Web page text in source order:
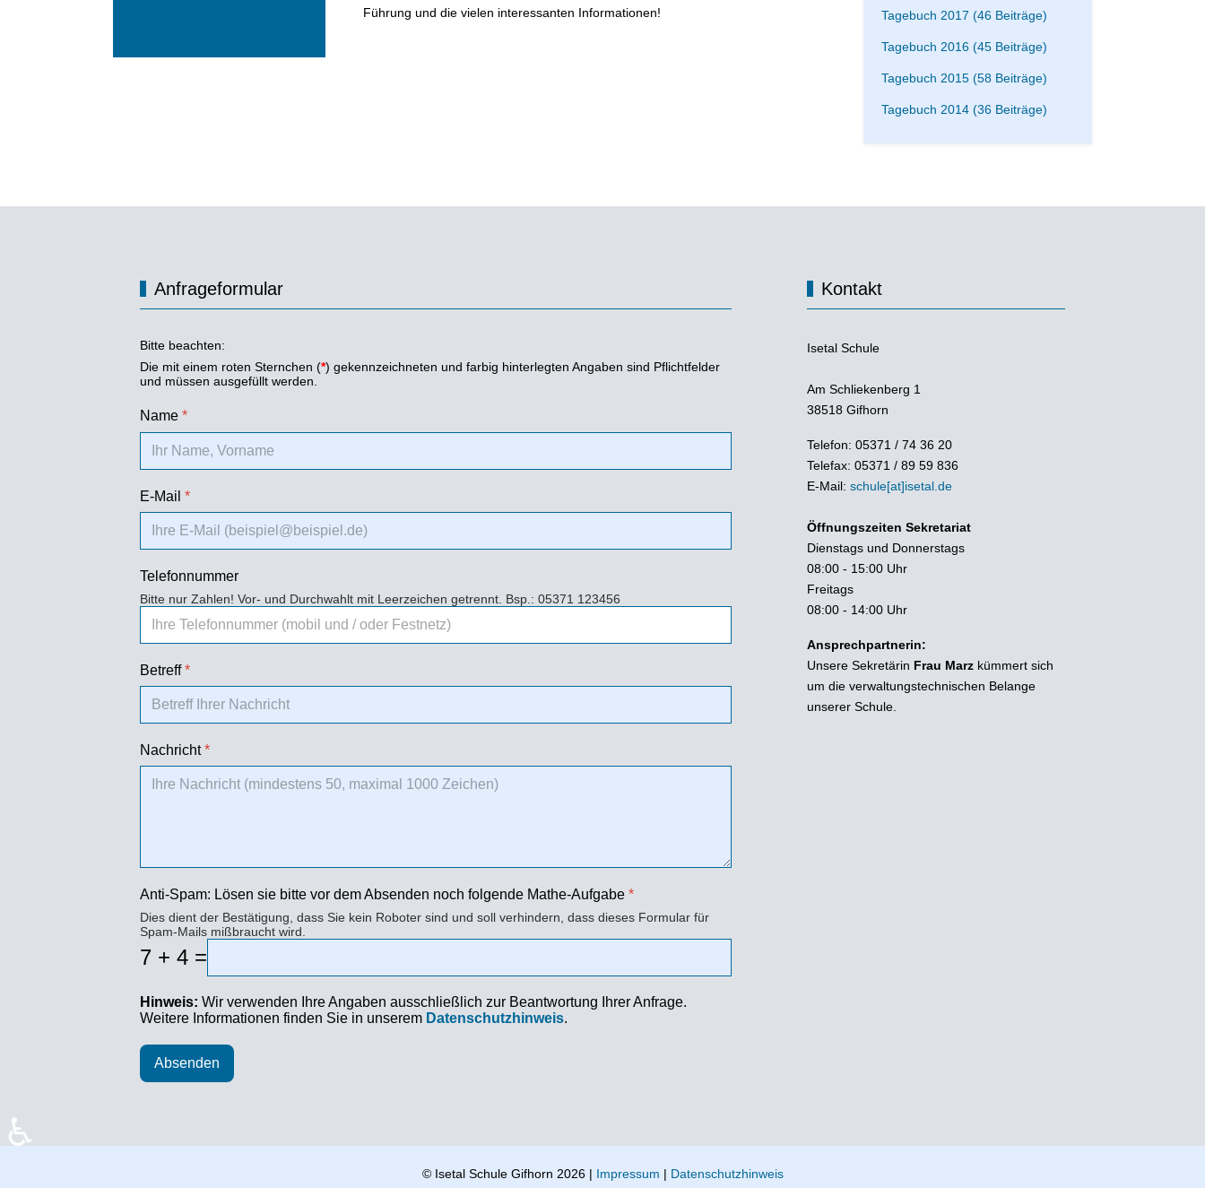
Führung und die vielen interessanten Informationen!
Tagebuch 2017 (46 Beiträge)
Tagebuch 2016 (45 Beiträge)
Tagebuch 2015 (58 Beiträge)
Tagebuch 2014 (36 Beiträge)
Anfrageformular
Bitte beachten:
Die mit einem roten Sternchen (*) gekennzeichneten und farbig hinterlegten Angaben sind Pflichtfelder
und müssen ausgefüllt werden.
Name *
E-Mail *
Telefonnummer
Bitte nur Zahlen! Vor- und Durchwahlt mit Leerzeichen getrennt. Bsp.: 05371 123456
Betreff*
Nachricht*
Anti-Spam: Lösen sie bitte vor dem Absenden noch folgende Mathe-Aufgabe *
Dies dient der Bestätigung, dass Sie kein Roboter sind und soll verhindern, dass dieses Formular für
Spam-Mails mißbraucht wird.
7 + 4 =
Hinweis: Wir verwenden Ihre Angaben ausschließlich zur Beantwortung Ihrer Anfrage.
Weitere Informationen finden Sie in unserem Datenschutzhinweis.
Absenden
Kontakt
Isetal Schule
Am Schliekenberg 1
38518 Gifhorn
Telefon: 05371 / 74 36 20
Telefax: 05371 / 89 59 836
E-Mail: schule[at]isetal.de
Öffnungszeiten Sekretariat
Dienstags und Donnerstags
08:00 - 15:00 Uhr
Freitags
08:00 - 14:00 Uhr
Ansprechpartnerin:
Unsere Sekretärin Frau Marz kümmert sich
um die verwaltungstechnischen Belange
unserer Schule.
© Isetal Schule Gifhorn 2026 | Impressum | Datenschutzhinweis